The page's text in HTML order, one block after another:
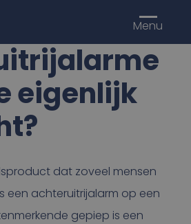
Menu
eigenlijk
dat zoveel mensen
een achteruitrijalarm op een
gepiep is een